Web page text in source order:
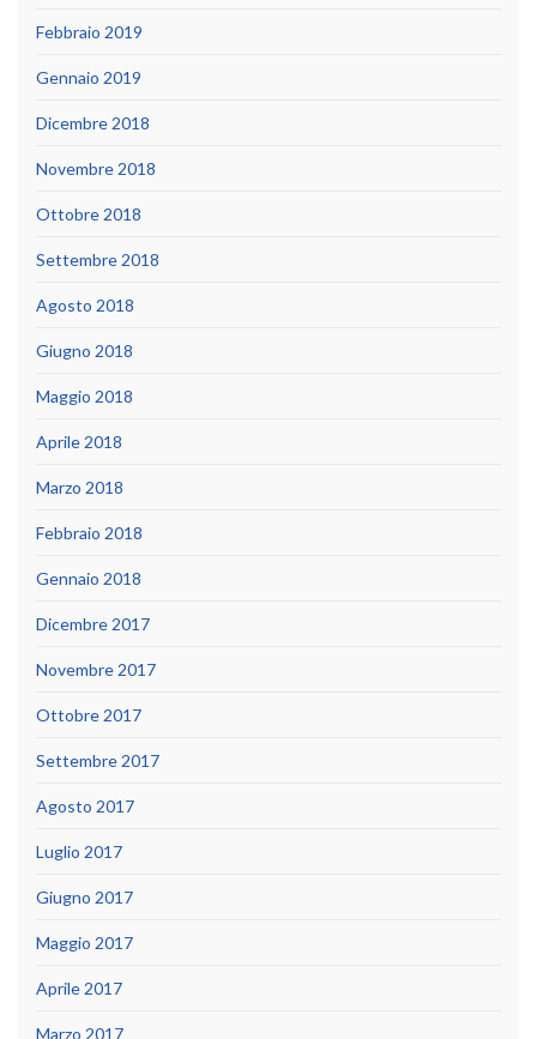
Febbraio 2019
Gennaio 2019
Dicembre 2018
Novembre 2018
Ottobre 2018
Settembre 2018
Agosto 2018
Giugno 2018
Maggio 2018
Aprile 2018
Marzo 2018
Febbraio 2018
Gennaio 2018
Dicembre 2017
Novembre 2017
Ottobre 2017
Settembre 2017
Agosto 2017
Luglio 2017
Giugno 2017
Maggio 2017
Aprile 2017
Marzo 2017